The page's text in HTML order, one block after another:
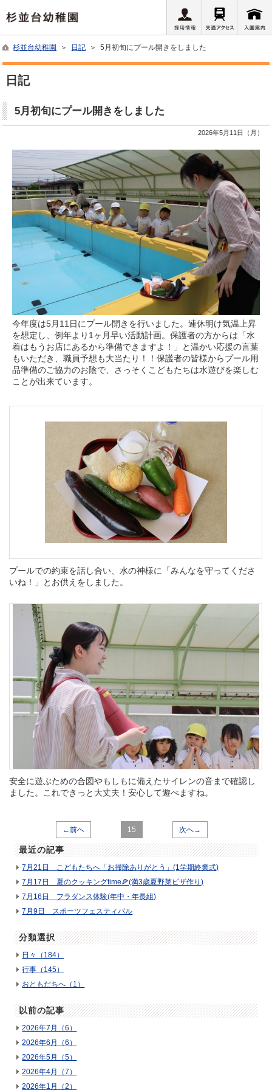
杉並台幼稚園 ＞ 日記 ＞ 5月初旬にプール開きをしました
日記
5月初旬にプール開きをしました
2026年5月11日（月）
今年度は5月11日にプール開きを行いました。連休明け気温上昇
を想定し、例年より1ヶ月早い活動計画。保護者の方からは「水
着はもうお店にあるから準備できますよ！」と温かい応援の言葉
もいただき、職員予想も大当たり！！保護者の皆様からプール用
品準備のご協力のお陰で、さっそくこどもたちは水遊びを楽しむ
ことが出来ています。
プールでの約束を話し合い、水の神様に「みんなを守ってくださ
いね！」とお供えをしました。
安全に遊ぶための合図やもしもに備えたサイレンの音まで確認し
ました。これできっと大丈夫！安心して遊べますね。
←前へ 15 次へ→
最近の記事
7月21日 こどもたちへ「お掃除ありがとう」(1学期終業式)
7月17日 夏のクッキングtime🍕(満3歳夏野菜ピザ作り)
7月16日 フラダンス体験(年中・年長組)
7月9日 スポーツフェスティバル
分類選択
日々（184）
行事（145）
おともだちへ（1）
以前の記事
2026年7月（6）
2026年6月（6）
2026年5月（5）
2026年4月（7）
2026年1月（2）